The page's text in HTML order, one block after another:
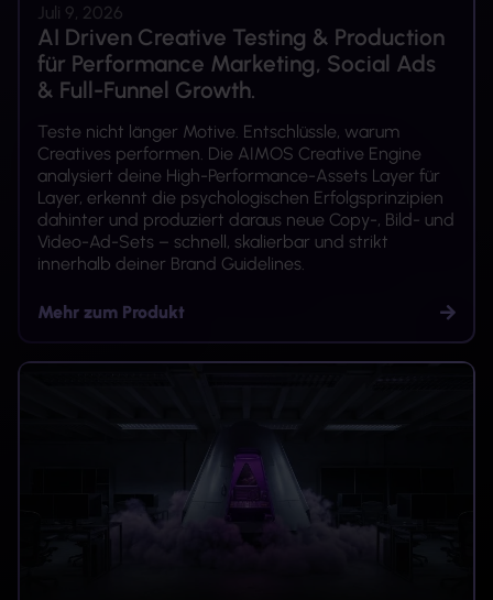
Juli 9, 2026
AI Driven Creative Testing & Production
für Performance Marketing, Social Ads
& Full-Funnel Growth.
Teste nicht länger Motive. Entschlüssle, warum
Creatives performen. Die AIMOS Creative Engine
analysiert deine High-Performance-Assets Layer für
Layer, erkennt die psychologischen Erfolgsprinzipien
dahinter und produziert daraus neue Copy-, Bild- und
Video-Ad-Sets – schnell, skalierbar und strikt
innerhalb deiner Brand Guidelines.
Mehr zum Produkt